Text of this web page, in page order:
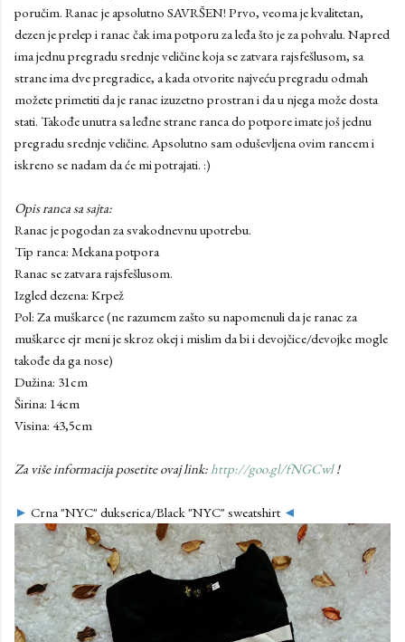
poručim. Ranac je apsolutno SAVRŠEN! Prvo, veoma je kvalitetan,
dezen je prelep i ranac čak ima potporu za leđa što je za pohvalu. Napred
ima jednu pregradu srednje veličine koja se zatvara rajsfešlusom, sa
strane ima dve pregradice, a kada otvorite najveću pregradu odmah
možete primetiti da je ranac izuzetno prostran i da u njega može dosta
stati. Takođe unutra sa leđne strane ranca do potpore imate još jednu
pregradu srednje veličine. Apsolutno sam oduševljena ovim rancem i
iskreno se nadam da će mi potrajati. :)
Opis ranca sa sajta:
Ranac je pogodan za svakodnevnu upotrebu.
Tip ranca: Mekana potpora
Ranac se zatvara rajsfešlusom.
Izgled dezena: Krpež
Pol: Za muškarce (ne razumem zašto su napomenuli da je ranac za
muškarce ejr meni je skroz okej i mislim da bi i devojčice/devojke mogle
takođe da ga nose)
Dužina: 31cm
Širina: 14cm
Visina: 43,5cm
Za više informacija posetite ovaj link: http://goo.gl/fNGCwl!
► Crna "NYC" dukserica/Black "NYC" sweatshirt ◄